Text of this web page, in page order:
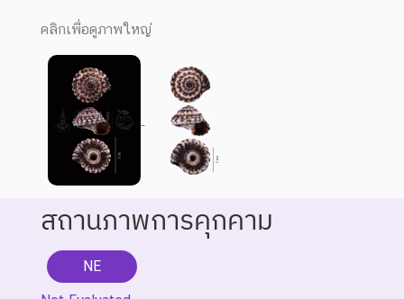
คลิกเพื่อดูภาพใหญ่
สถานภาพการคุกคาม
NE